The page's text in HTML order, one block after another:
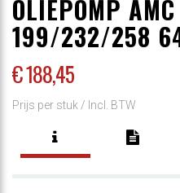
OLIEPOMP
199/232/258
€ 188,45
Prijs per stuk / Incl. BTW